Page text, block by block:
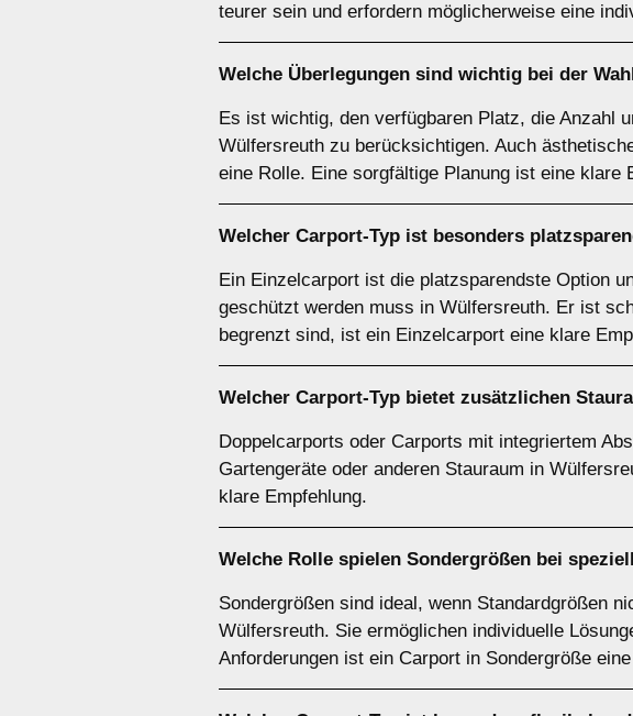
teurer sein und erfordern möglicherweise eine
Welche Überlegungen sind wichtig bei der
Es ist wichtig, den verfügbaren Platz, die Anzahl
Wülfersreuth zu berücksichtigen. Auch
eine Rolle. Eine sorgfältige Planung ist eine klare
Welcher Carport-Typ ist besonders
Ein Einzelcarport ist die platzsparendste Option
geschützt werden muss in Wülfersreuth. Er ist
begrenzt sind, ist ein Einzelcarport eine klare
Welcher Carport-Typ bietet zusätzlichen
Doppelcarports oder Carports mit integriertem
Gartengeräte oder anderen Stauraum in
klare Empfehlung.
Welche Rolle spielen Sondergrößen bei
Sondergrößen sind ideal, wenn Standardgrößen
Wülfersreuth. Sie ermöglichen individuelle
Anforderungen ist ein Carport in Sondergröße